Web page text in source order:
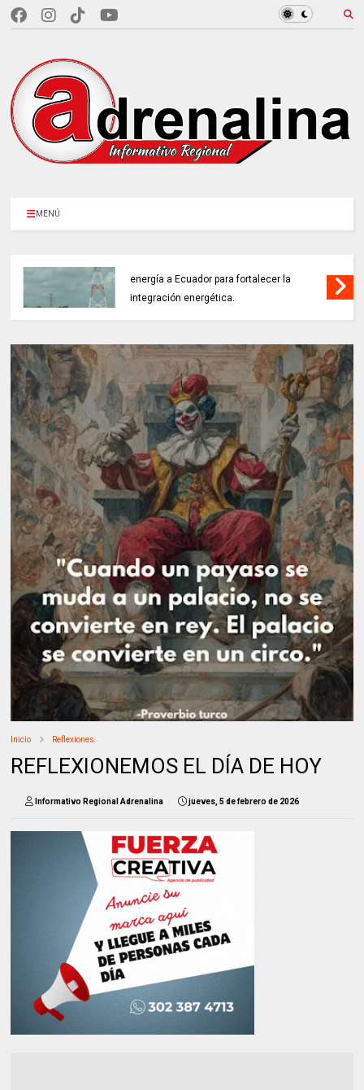
MENÚ
energía a Ecuador para fortalecer la
integración energética.
Inicio Reflexiones
REFLEXIONEMOS EL DÍA DE HOY
Informativo Regional Adrenalina jueves, 5 de febrero de 2026